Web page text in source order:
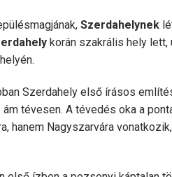
Szerdahelynek
korán szakrális hely lett,
Szerdahely első írásos
tévesen. A tévedés oka a
hanem Nagyszarvára